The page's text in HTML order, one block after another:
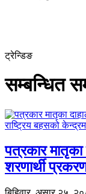
ट्रेन्डिङ
सम्बन्धित
पत्रकार
शरणार्थी